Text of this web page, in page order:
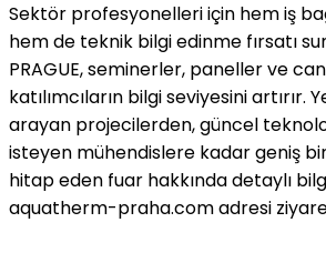
Sektör profesyonelleri için hem iş
hem de teknik bilgi edinme fırsatı
PRAGUE, seminerler, paneller ve
katılımcıların bilgi seviyesini artırır.
arayan projecilerden, güncel
isteyen mühendislere kadar geniş
hitap eden fuar hakkında detaylı
aquatherm-praha.com adresi